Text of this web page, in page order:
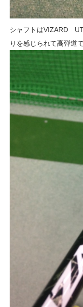
シャフトはVIZARD
りを感じられて高弾道